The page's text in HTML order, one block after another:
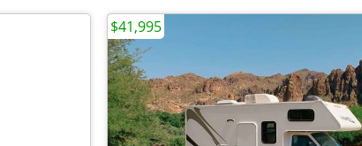
$41,995